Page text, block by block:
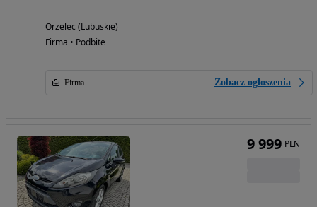
Orzelec (Lubuskie)
Firma • Podbite
Firma Zobacz ogłoszenia
9 999 PLN